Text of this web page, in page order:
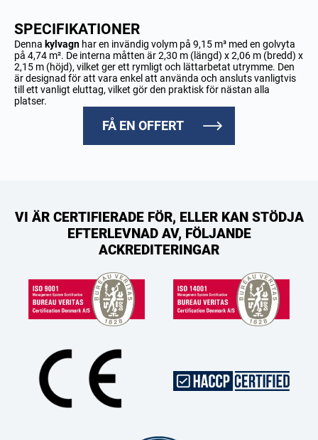
SPECIFIKATIONER
Denna kylvagn har en invändig volym på 9,15 m³ med en golvyta
på 4,74 m². De interna måtten är 2,30 m (längd) x 2,06 m (bredd) x
2,15 m (höjd), vilket ger ett rymligt och lättarbetat utrymme. Den
är designad för att vara enkel att använda och ansluts vanligtvis
till ett vanligt eluttag, vilket gör den praktisk för nästan alla
platser.
FÅ EN OFFERT
VI ÄR CERTIFIERADE FÖR, ELLER KAN STÖDJA
EFTERLEVNAD AV, FÖLJANDE
ACKREDITERINGAR